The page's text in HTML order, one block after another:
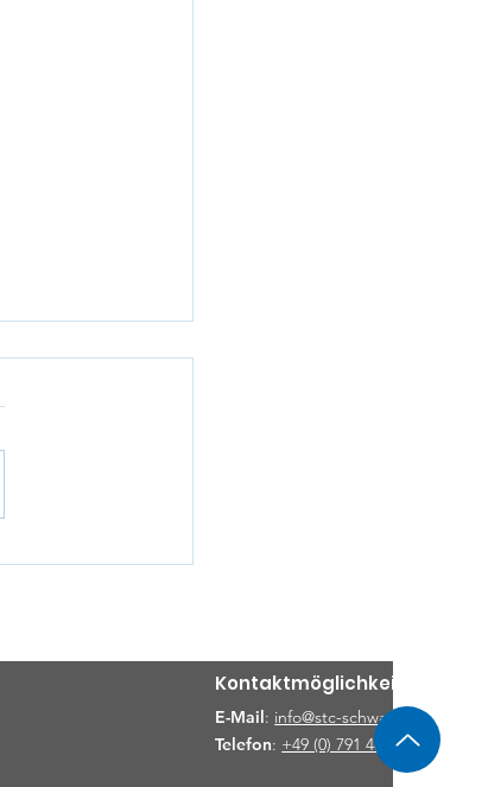
Kontaktmöglichkeiten
E-Mail: info@stc-schwaebischhall.de
Telefon: +49 (0) 791 48919